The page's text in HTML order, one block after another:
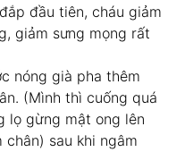
đầu tiên, cháu giảm
giảm sưng mọng rất
nóng già pha thêm
(Mình thì cuống quá
lọ gừng mật ong lên
chân) sau khi ngâm